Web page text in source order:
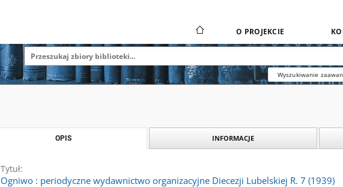
O PROJEKCIE
Wyszukiwanie
OPIS INFORMACJE
Tytuł:
Ogniwo : periodyczne wydawnictwo organizacyjne Diecezji Lubelskiej R. 7 (1939)